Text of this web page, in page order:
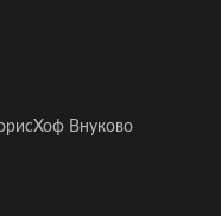
Внуково